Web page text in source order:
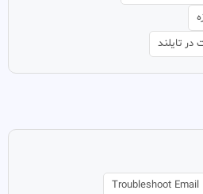
تایلند
Troubleshoot